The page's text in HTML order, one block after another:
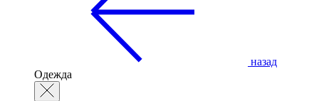
назад
Одежда